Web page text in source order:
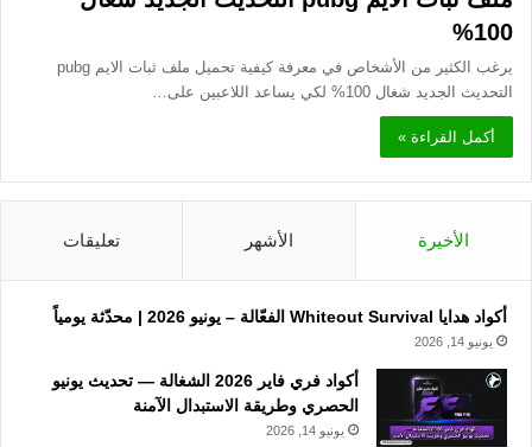
100%
يرغب الكثير من الأشخاص في معرفة كيفية تحميل ملف ثبات الايم pubg
التحديث الجديد شغال 100% لكي يساعد اللاعبين على…
أكمل القراءة »
الأخيرة الأشهر تعليقات
أكواد هدايا Whiteout Survival الفعّالة – يونيو 2026 | محدّثة يومياً
يونيو 14, 2026
أكواد فري فاير 2026 الشغالة — تحديث يونيو
الحصري وطريقة الاستبدال الآمنة
يونيو 14, 2026